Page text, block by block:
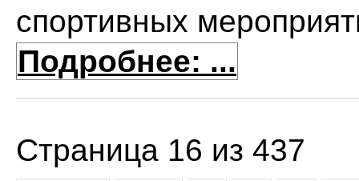
спортивных
Подробнее: ...
Страница 16 из 437